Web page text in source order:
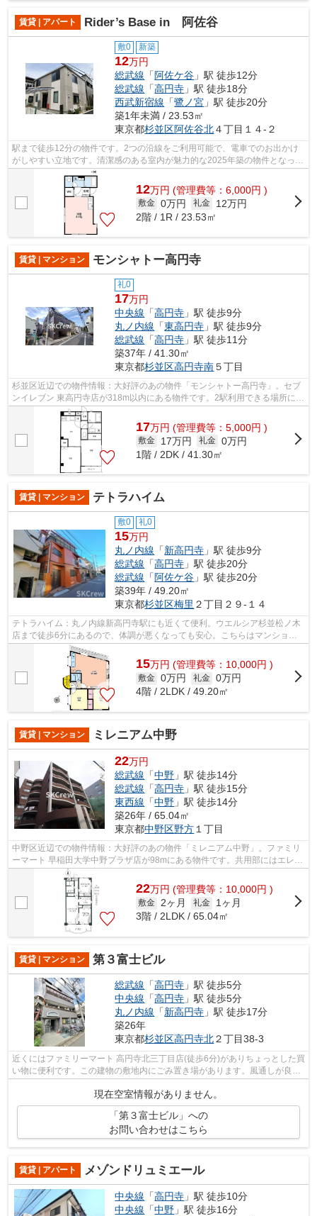
賃貸 | アパート Rider’s Base in 阿佐谷
敷0 新築
12万円
総武線 「 阿佐ケ谷 」駅 徒歩12分
総武線 「高円寺 」駅 徒歩18分
西武新宿線 「鷺ノ宮 」駅 徒歩20分
築1年未満 / 23.53㎡
東京都杉並区阿佐谷北４丁目１４-２
駅まで徒歩12分の物件です。2つの沿線をご利用可能で、電車でのお出かけ
がしやすい立地です。清潔感のある室内が魅力的な2025年築の物件となって
おり、一押しです。最上階の物件です。...
12万円 (管理費等：6,000円 )
敷金 0万円 礼金
12万円
2階 / 1R / 23.53㎡
賃貸 | マンション モンシャトー高円寺
礼0
17万円
中央線 「高円寺 」駅 徒歩9分
丸ノ内線 「東高円寺 」駅 徒歩9分
総武線 「高円寺 」駅 徒歩11分
築37年 / 41.30㎡
東京都杉並区高円寺南５丁目
杉並区近辺での物件情報：大好評のあの物件「モンシャトー高円寺」。セブ
ンイレブン 東高円寺店が318m以内にある物件です。2駅利用できる場所にあ
り、行き先に合わせて使い分けができ...
17万円 (管理費等：5,000円 )
敷金 17万円 礼金 0万円
1階 / 2DK / 41.30㎡
賃貸 | マンション テトラハイム
敷0 礼0
15万円
丸ノ内線 「新高円寺 」駅 徒歩9分
総武線 「高円寺 」駅 徒歩20分
総武線 「 阿佐ケ谷 」駅 徒歩20分
築39年 / 49.20㎡
東京都杉並区梅里 ２丁目２９-１４
テトラハイム：丸ノ内線新高円寺駅にも近くて便利。ウエルシア杉並松ノ木
店まで徒歩6分にあるので、体調が悪くなっても安心。こちらはマンション
タイプになります。駅から徒歩9分に立...
15万円 (管理費等：10,000円 )
敷金 0万円 礼金 0万円
4階 / 2LDK / 49.20㎡
賃貸 | マンション ミレニアム中野
22万円
総武線 「中野 」駅 徒歩14分
総武線 「高円寺 」駅 徒歩15分
東西線 「中野 」駅 徒歩14分
築26年 / 65.04㎡
東京都中野区野方 １丁目
中野区近辺での物件情報：大好評のあの物件「ミレニアム中野」。ファミリ
ーマート 早稲田大学中野プラザ店が98mにある物件です。共用部にはエレベ
ータ・敷地内ごみ置き場などが揃って...
22万円 (管理費等：10,000円 )
敷金 2ヶ月 礼金
1ヶ月
3階 / 2LDK / 65.04㎡
賃貸 | マンション 第３富士ビル
総武線 「高円寺 」駅 徒歩5分
中央線 「高円寺 」駅 徒歩5分
丸ノ内線 「新高円寺 」駅 徒歩17分
築26年
東京都杉並区高円寺北２丁目38-3
近くにはファミリーマート 高円寺北三丁目店(徒歩6分)がありちょっとした買
い物に便利です。この建物の敷地内にごみ置き場があります。風通しが良く
真夏の暑い日も快適に過ごせるマン...
現在空室情報がありません。
「第３富士ビル」への
お問い合わせはこちら
賃貸 | アパート メゾンドリュミエール
中央線 「高円寺 」駅 徒歩10分
中央線 「中野 」駅 徒歩16分